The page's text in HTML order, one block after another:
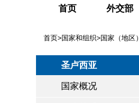
首页 外交部
首页>国家和组织>国家（地区）
圣卢西亚
国家概况